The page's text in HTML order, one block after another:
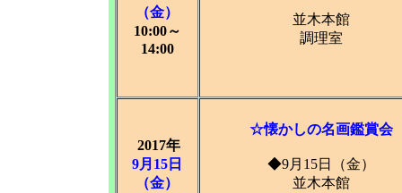
（金）
10:00～
14:00
並木本館
調理室
2017年
9月15日
（金）
☆懐かしの名画鑑賞会
◆9月15日（金）
並木本館